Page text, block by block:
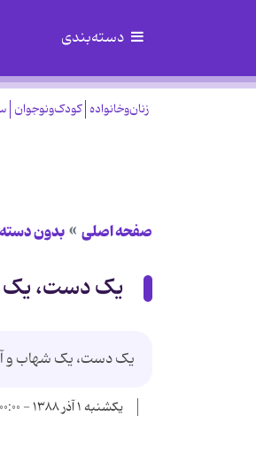
دسته‌بندی
زنان‌وخانواده کودک‌ونوجوان
صفحه اصلی بدون
یک دست، یک
یک دست، یک شهاب و
یکشنبه ۱ آذر ۱۳۸۸ - ۰۰:۰۰